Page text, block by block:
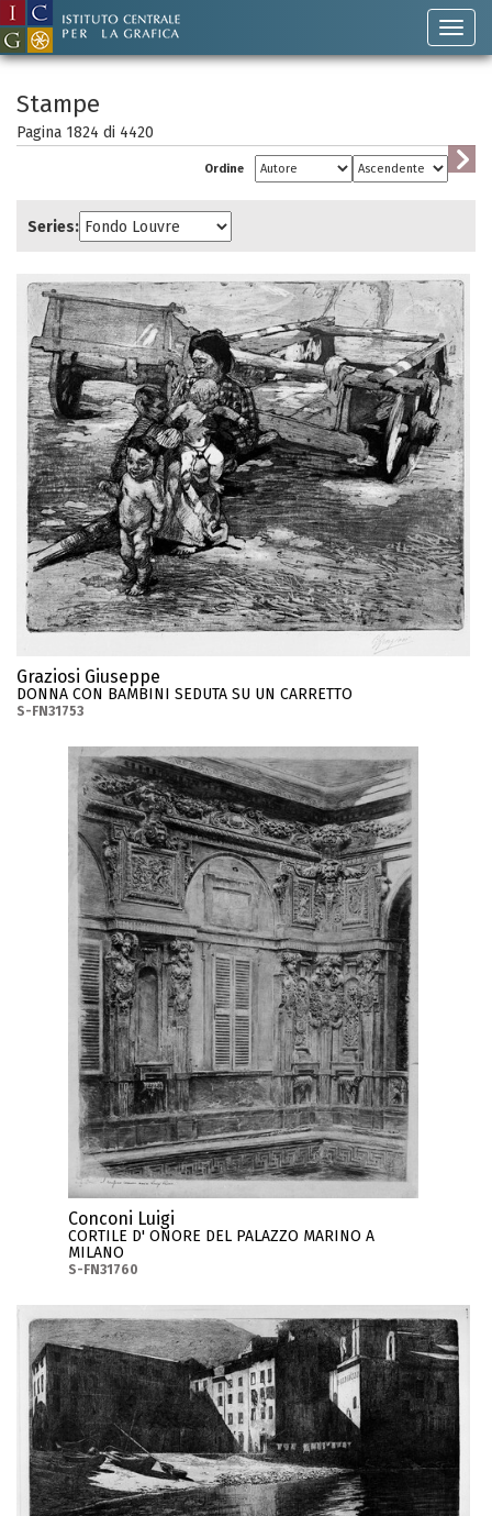
Stampe
Pagina 1824 di 4420
Ordine
Series:
Graziosi Giuseppe
DONNA CON BAMBINI SEDUTA SU UN CARRETTO
S-FN31753
Conconi Luigi
CORTILE D' ONORE DEL PALAZZO MARINO A
MILANO
S-FN31760